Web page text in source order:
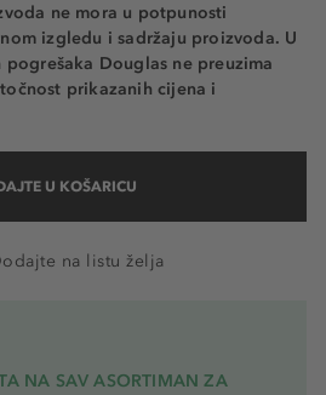
ne mora u potpunosti
izgledu i sadržaju proizvoda. U
Douglas ne preuzima
prikazanih cijena i
U KOŠARICU
na listu želja
NA SAV ASORTIMAN ZA